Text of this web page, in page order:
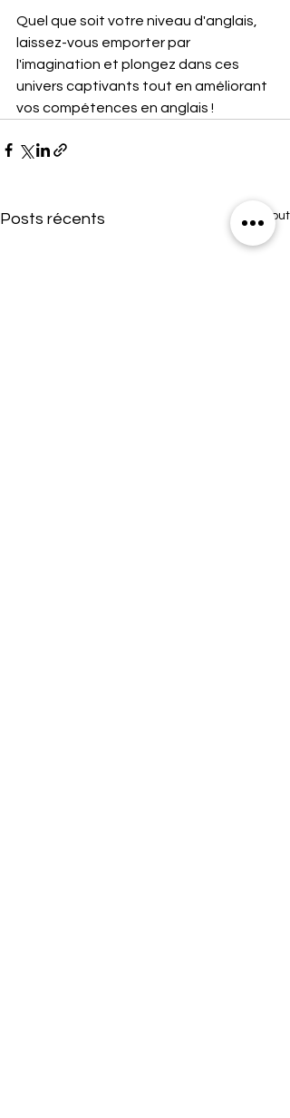
Quel que soit votre niveau d'anglais,
laissez-vous emporter par
l'imagination et plongez dans ces
univers captivants tout en améliorant
vos compétences en anglais !
Posts récents Voir tout